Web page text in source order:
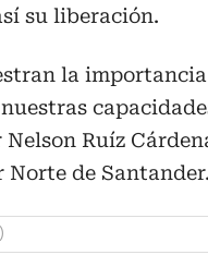
su liberación.
la
Ruíz
de Santander.